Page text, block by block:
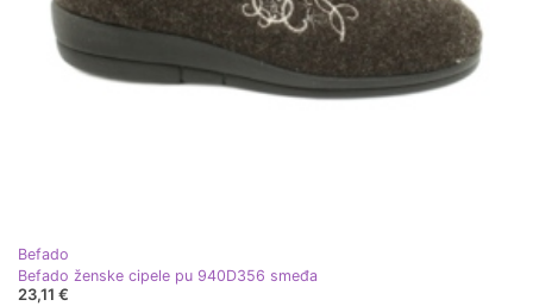
Befado
Befado ženske cipele pu 940D356 smeđa
23,11 €